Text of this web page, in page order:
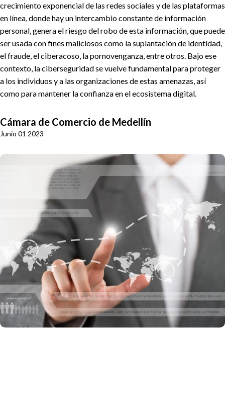
crecimiento exponencial de las redes sociales y de las plataformas
en línea, donde hay un intercambio constante de información
personal, genera el riesgo del robo de esta información, que puede
ser usada con fines maliciosos como la suplantación de identidad,
el fraude, el ciberacoso, la pornovenganza, entre otros. Bajo ese
contexto, la ciberseguridad se vuelve fundamental para proteger
a los individuos y a las organizaciones de estas amenazas, así
como para mantener la confianza en el ecosistema digital.
Cámara de Comercio de Medellín
Junio 01 2023